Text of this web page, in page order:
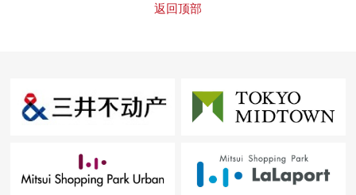
返回顶部